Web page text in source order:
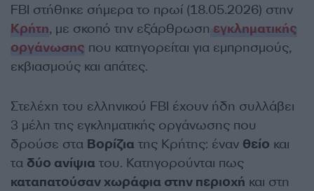
FBI στήθηκε σήμερα το πρωί (18.05.2026) στην
Κρήτη, με σκοπό την εξάρθρωση εγκληματικής
οργάνωσης που κατηγορείται για εμπρησμούς,
εκβιασμούς και απάτες.
Στελέχη του ελληνικού FBI έχουν ήδη συλλάβει
3 μέλη της εγκληματικής οργάνωσης που
δρούσε στα Βορίζια της Κρήτης: έναν θείο και
τα δύο ανίψια του. Κατηγορούνται πως
καταπατούσαν χωράφια στην περιοχή και στη